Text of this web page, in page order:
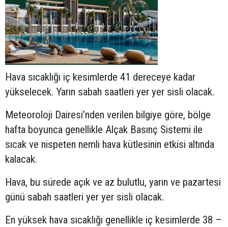
Hava sıcaklığı iç kesimlerde 41 dereceye kadar
yükselecek. Yarın sabah saatleri yer yer sisli olacak.
Meteoroloji Dairesi’nden verilen bilgiye göre, bölge
hafta boyunca genellikle Alçak Basınç Sistemi ile
sıcak ve nispeten nemli hava kütlesinin etkisi altında
kalacak.
Hava, bu sürede açık ve az bulutlu, yarın ve pazartesi
günü sabah saatleri yer yer sisli olacak.
En yüksek hava sıcaklığı genellikle iç kesimlerde 38 –